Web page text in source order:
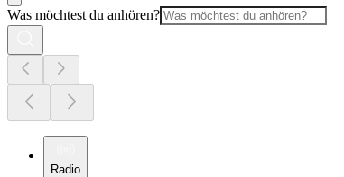
Was möchtest du anhören?
Radio